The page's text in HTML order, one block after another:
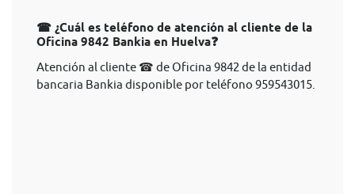
☎ ¿Cuál es teléfono de atención al cliente de la
Oficina 9842 Bankia en Huelva❓
Atención al cliente ☎ de Oficina 9842 de la entidad
bancaria Bankia disponible por teléfono 959543015.